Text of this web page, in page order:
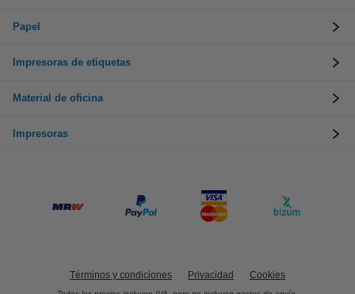
Papel
Impresoras de etiquetas
Material de oficina
Impresoras
Términos y condiciones Privacidad Cookies